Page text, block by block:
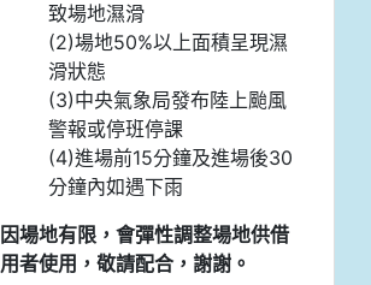
致場地濕滑
(2)場地50%以上面積呈現濕
滑狀態
(3)中央氣象局發布陸上颱風
警報或停班停課
(4)進場前15分鐘及進場後30
分鐘內如遇下雨
因場地有限，會彈性調整場地供借
用者使用，敬請配合，謝謝。